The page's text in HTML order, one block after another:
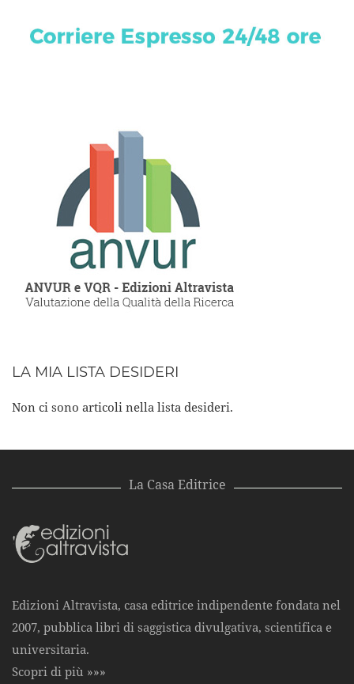
LA MIA LISTA DESIDERI
Non ci sono articoli nella lista desideri.
La Casa Editrice
Edizioni Altravista, casa editrice indipendente fondata nel
2007, pubblica libri di saggistica divulgativa, scientifica e
universitaria.
Scopri di più »»»